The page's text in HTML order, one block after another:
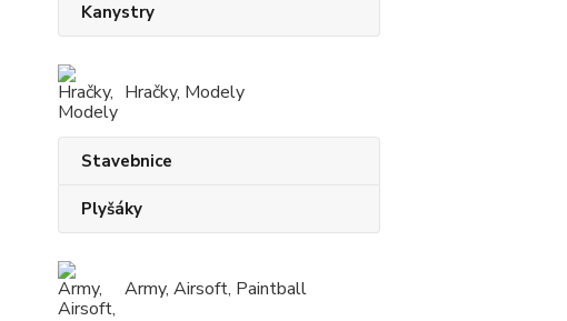
Kanystry
Hračky, Modely
Stavebnice
Plyšáky
Army, Airsoft, Paintball